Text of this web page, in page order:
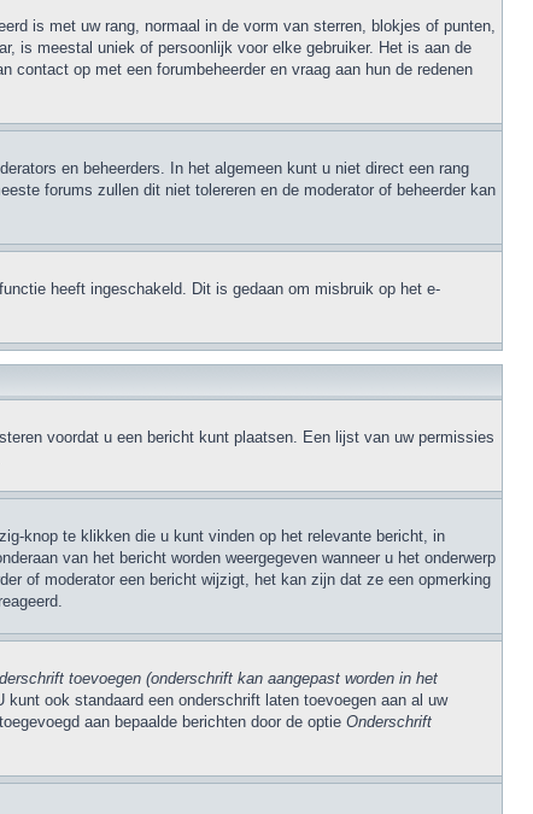
is met uw rang, normaal in de vorm van sterren, blokjes of punten,
is meestal uniek of persoonlijk voor elke gebruiker. Het is aan de
op met een forumbeheerder en vraag aan hun de redenen
en beheerders. In het algemeen kunt u niet direct een rang
forums zullen dit niet tolereren en de moderator of beheerder kan
heeft ingeschakeld. Dit is gedaan om misbruik op het e-
voordat u een bericht kunt plaatsen. Een lijst van uw permissies
knop te klikken die u kunt vinden op het relevante bericht, in
van het bericht worden weergegeven wanneer u het onderwerp
of moderator een bericht wijzigt, het kan zijn dat ze een opmerking
toevoegen (onderschrift kan aangepast worden in het
ook standaard een onderschrift laten toevoegen aan al uw
aan bepaalde berichten door de optie Onderschrift